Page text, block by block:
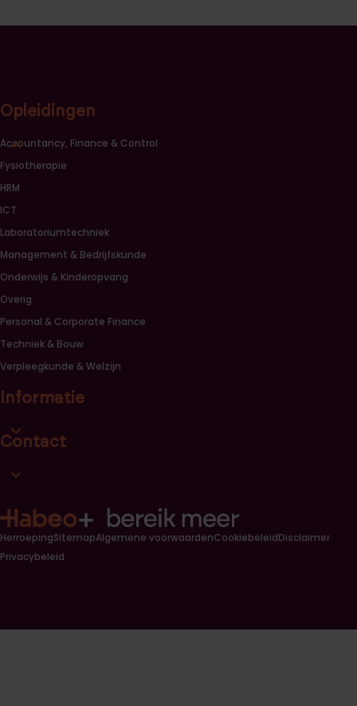
Opleidingen
Sluiten opleidingscategorieën link lijst
Accountancy, Finance & Control
Fysiotherapie
HRM
ICT
Laboratoriumtechniek
Management & Bedrijfskunde
Onderwijs & Kinderopvang
Overig
Personal & Corporate Finance
Techniek & Bouw
Verpleegkunde & Welzijn
Informatie
Open informatie link lijst
Contact
Open contact link lijst
HerroepingSitemapAlgemene voorwaardenCookiebeleidDisclaimer
Privacybeleid